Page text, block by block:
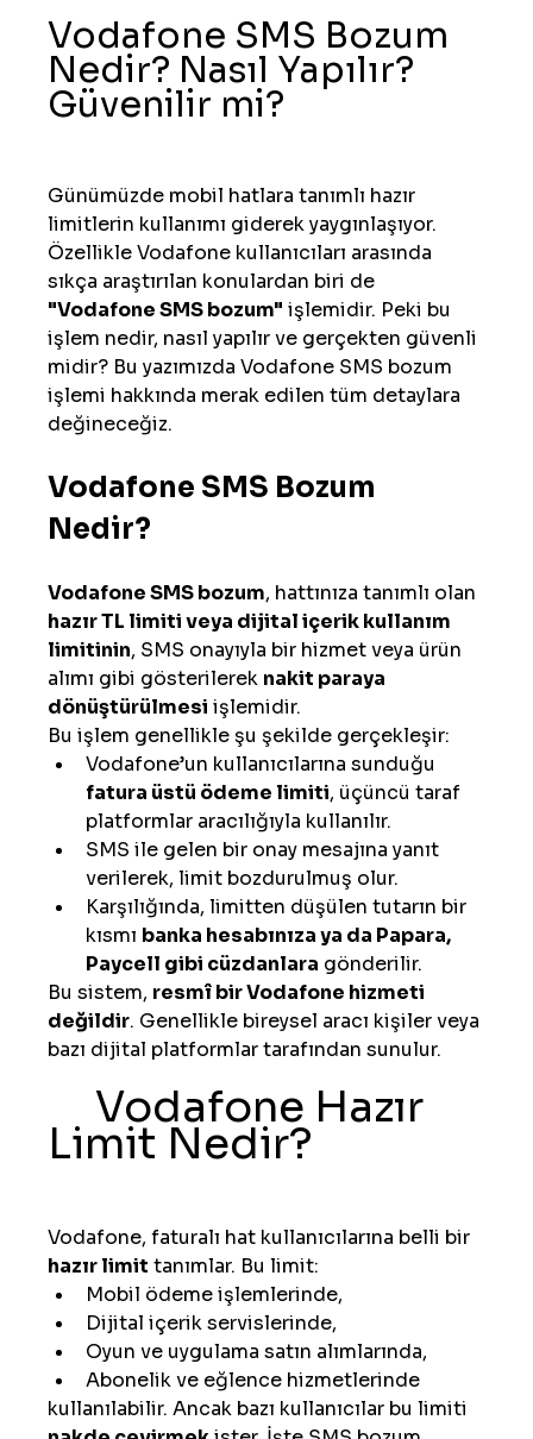
Vodafone SMS Bozum
Nedir? Nasıl Yapılır?
Güvenilir mi?
Günümüzde mobil hatlara tanımlı hazır
limitlerin kullanımı giderek yaygınlaşıyor.
Özellikle Vodafone kullanıcıları arasında
sıkça araştırılan konulardan biri de
"Vodafone SMS bozum" işlemidir. Peki bu
işlem nedir, nasıl yapılır ve gerçekten güvenli
midir? Bu yazımızda Vodafone SMS bozum
işlemi hakkında merak edilen tüm detaylara
değineceğiz.
Vodafone SMS Bozum
Nedir?
Vodafone SMS bozum, hattınıza tanımlı olan
hazır TL limiti veya dijital içerik kullanım
limitinin, SMS onayıyla bir hizmet veya ürün
alımı gibi gösterilerek nakit paraya
dönüştürülmesi işlemidir.
Bu işlem genellikle şu şekilde gerçekleşir:
Vodafone’un kullanıcılarına sunduğu
fatura üstü ödeme limiti, üçüncü taraf
platformlar aracılığıyla kullanılır.
SMS ile gelen bir onay mesajına yanıt
verilerek, limit bozdurulmuş olur.
Karşılığında, limitten düşülen tutarın bir
kısmı banka hesabınıza ya da Papara,
Paycell gibi cüzdanlara gönderilir.
Bu sistem, resmî bir Vodafone hizmeti
değildir. Genellikle bireysel aracı kişiler veya
bazı dijital platformlar tarafından sunulur.
Vodafone Hazır
Limit Nedir?
Vodafone, faturalı hat kullanıcılarına belli bir
hazır limit tanımlar. Bu limit:
Mobil ödeme işlemlerinde,
Dijital içerik servislerinde,
Oyun ve uygulama satın alımlarında,
Abonelik ve eğlence hizmetlerinde
kullanılabilir. Ancak bazı kullanıcılar bu limiti